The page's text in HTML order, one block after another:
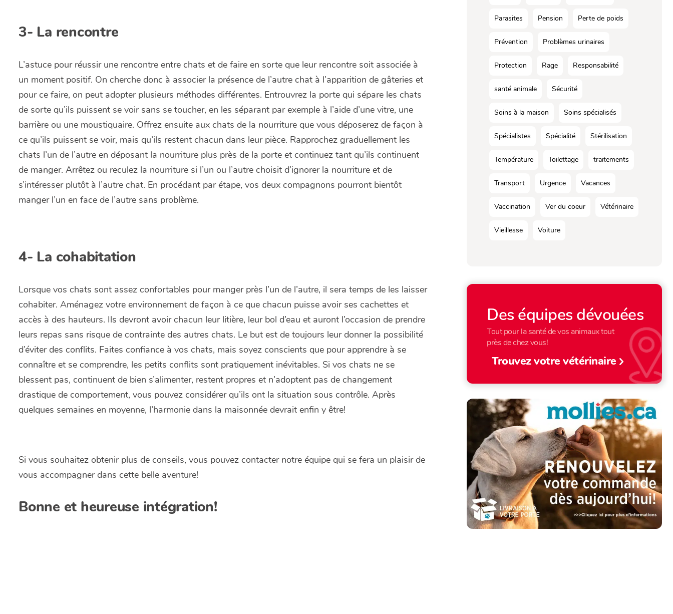
3- La rencontre
L’astuce pour réussir une rencontre entre chats et de faire en sorte que leur rencontre soit associée à
un moment positif. On cherche donc à associer la présence de l’autre chat à l’apparition de gâteries et
pour ce faire, on peut adopter plusieurs méthodes différentes. Entrouvrez la porte qui sépare les chats
de sorte qu’ils puissent se voir sans se toucher, en les séparant par exemple à l’aide d’une vitre, une
barrière ou une moustiquaire. Offrez ensuite aux chats de la nourriture que vous déposerez de façon à
ce qu’ils puissent se voir, mais qu’ils restent chacun dans leur pièce. Rapprochez graduellement les
chats l’un de l’autre en déposant la nourriture plus près de la porte et continuez tant qu’ils continuent
de manger. Arrêtez ou reculez la nourriture si l’un ou l’autre choisit d’ignorer la nourriture et de
s’intéresser plutôt à l’autre chat. En procédant par étape, vos deux compagnons pourront bientôt
manger l’un en face de l’autre sans problème.
4- La cohabitation
Lorsque vos chats sont assez confortables pour manger près l’un de l’autre, il sera temps de les laisser
cohabiter. Aménagez votre environnement de façon à ce que chacun puisse avoir ses cachettes et
accès à des hauteurs. Ils devront avoir chacun leur litière, leur bol d’eau et auront l’occasion de prendre
leurs repas sans risque de contrainte des autres chats. Le but est de toujours leur donner la possibilité
d’éviter des conflits. Faites confiance à vos chats, mais soyez conscients que pour apprendre à se
connaître et se comprendre, les petits conflits sont pratiquement inévitables. Si vos chats ne se
blessent pas, continuent de bien s’alimenter, restent propres et n’adoptent pas de changement
drastique de comportement, vous pouvez considérer qu’ils ont la situation sous contrôle. Après
quelques semaines en moyenne, l’harmonie dans la maisonnée devrait enfin y être!
Si vous souhaitez obtenir plus de conseils, vous pouvez contacter notre équipe qui se fera un plaisir de
vous accompagner dans cette belle aventure!
Bonne et heureuse intégration!
Parasites Pension Perte de poids
Prévention Problèmes urinaires
Protection Rage Responsabilité
santé animale Sécurité
Soins à la maison Soins spécialisés
Spécialistes Spécialité Stérilisation
Température Toilettage traitements
Transport Urgence Vacances
Vaccination Ver du coeur Vétérinaire
Vieillesse Voiture
Des équipes dévouées
Tout pour la santé de vos animaux tout
près de chez vous!
Trouvez votre vétérinaire